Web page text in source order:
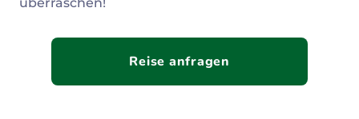
überraschen!
Reise anfragen